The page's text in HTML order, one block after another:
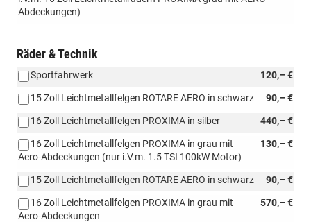
Abdeckungen)
Räder & Technik
120,– €
Sportfahrwerk
90,– €
15 Zoll Leichtmetallfelgen ROTARE AERO in schwarz
440,– €
16 Zoll Leichtmetallfelgen PROXIMA in silber
130,– €
16 Zoll Leichtmetallfelgen PROXIMA in grau mit
Aero-Abdeckungen (nur i.V.m. 1.5 TSI 100kW Motor)
90,– €
15 Zoll Leichtmetallfelgen ROTARE AERO in schwarz
570,– €
16 Zoll Leichtmetallfelgen PROXIMA in grau mit
Aero-Abdeckungen